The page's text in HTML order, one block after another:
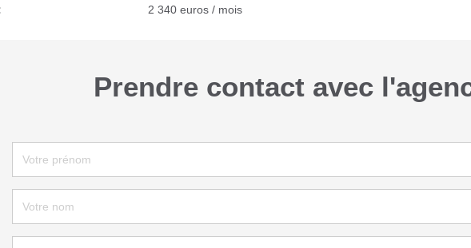
2 340 euros / mois
Prendre contact avec